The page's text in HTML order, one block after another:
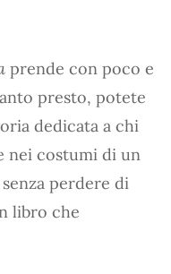
prende con poco e
presto, potete
dedicata a chi
nei costumi di un
perdere di
libro che